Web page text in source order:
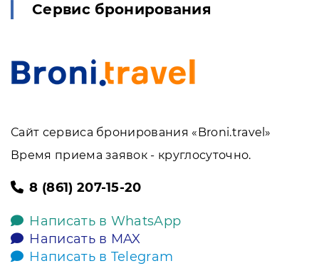
Сервис бронирования
Сайт сервиса бронирования «Broni.travel»
Время приема заявок - круглосуточно.
8 (861) 207-15-20
Написать в WhatsApp
Написать в MAX
Написать в Telegram